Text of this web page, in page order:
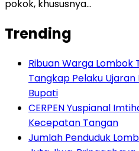
pokok, khususnya…
Trending
Ribuan Warga Lombok
Tangkap Pelaku
Bupati
CERPEN Yuspianal
Kecepatan Tangan
Jumlah Penduduk